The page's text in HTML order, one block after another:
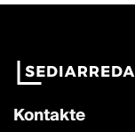
Kontakte